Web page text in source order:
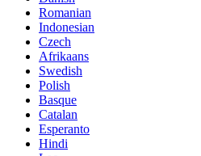
Romanian
Indonesian
Czech
Afrikaans
Swedish
Polish
Basque
Catalan
Esperanto
Hindi